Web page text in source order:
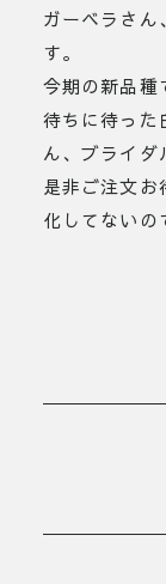
ガーベラさん
す。
今期の新品種
待ちに待った
ん、ブライ
是非ご注文
化してないの